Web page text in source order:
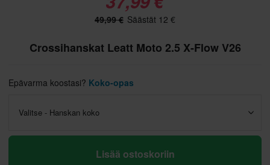
49,99 € Säästät 12 €
Crossihanskat Leatt Moto 2.5 X-Flow V26
Epävarma koostasi? Koko-opas
Valitse - Hanskan koko
Lisää ostoskoriin